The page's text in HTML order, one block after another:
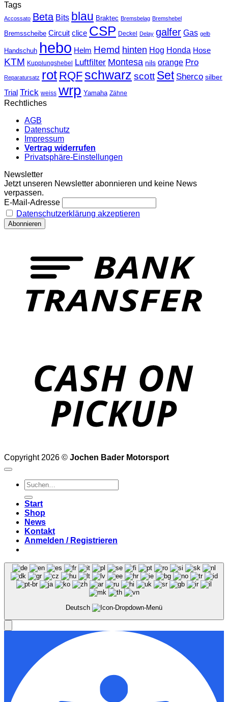
Tags
Accossato Beta Bits blau Braktec Bremsbelag Bremshebel
Bremsscheibe Circuit clice CSP Deckel Delay galfer Gas gelb
Handschuh hebo Helm Hemd hinten Hog Honda Hose
KTM Kupplungshebel Luftfilter Montesa nils orange Pro
Reparatursatz rot RQF schwarz scott Set Sherco silber
Trial Trick weiss wrp Yamaha Zähne
Rechtliches
AGB
Datenschutz
Impressum
Vertrag widerrufen
Privatsphäre-Einstellungen
Newsletter
Jetzt unseren Newsletter abonnieren und keine News
verpassen.
E-Mail-Adresse
Datenschutzerklärung akzeptieren
Copyright 2026 © Jochen Bader Motorsport
Suchen
nach:
Start
Shop
News
Kontakt
Anmelden / Registrieren
Deutsch